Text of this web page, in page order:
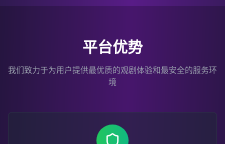
平台优势
我们致力于为用户提供最优质的观剧体验和最安全的服务环
境